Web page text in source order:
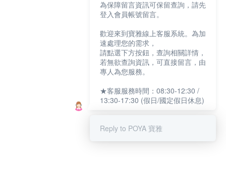
為保障留言資訊可保留查詢，請先
登入會員帳號留言。
歡迎來到寶雅線上客服系統。為加
速處理您的需求，
請點選下方按鈕，查詢相關詳情，
若無欲查詢資訊，可直接留言，由
專人為您服務。
★客服服務時間：08:30-12:30 /
13:30-17:30 (假日/國定假日休息)
Reply to POYA 寶雅